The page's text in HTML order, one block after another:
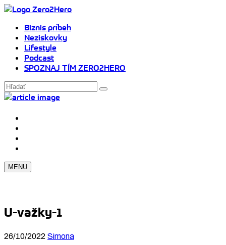
Biznis príbeh
Neziskovky
Lifestyle
Podcast
SPOZNAJ TÍM ZERO2HERO
MENU
U-važky-1
26/10/2022 Simona